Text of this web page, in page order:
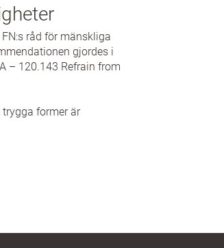
råd för mänskliga
gjordes i
– 120.143 Refrain from
former är